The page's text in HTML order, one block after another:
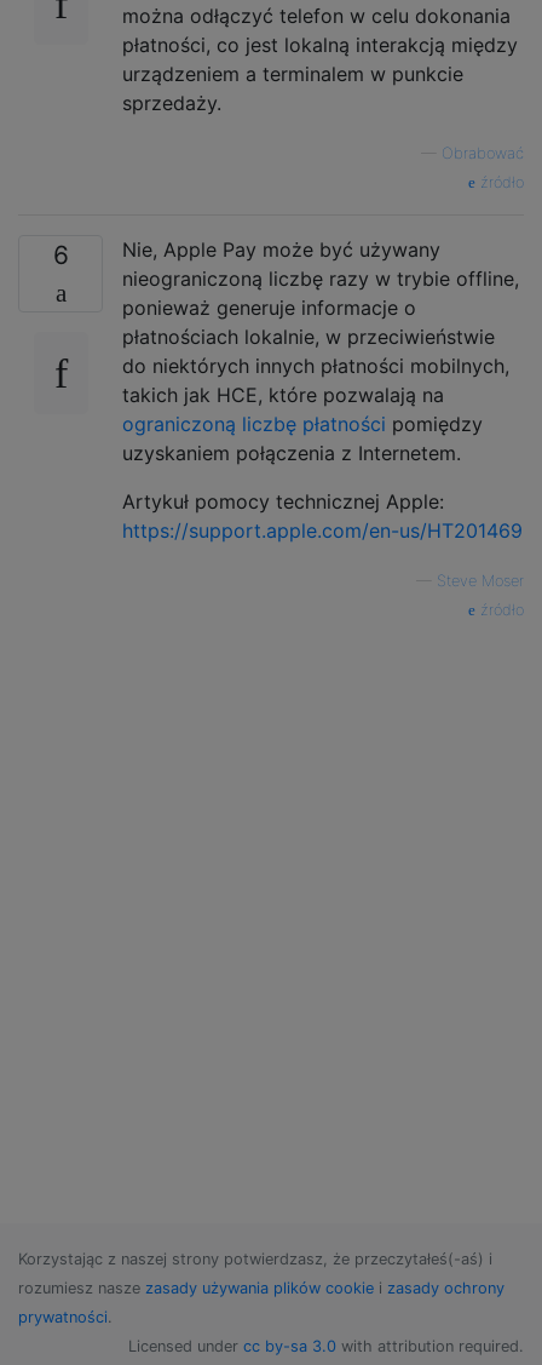
można odłączyć telefon w celu dokonania
płatności, co jest lokalną interakcją między
urządzeniem a terminalem w punkcie
sprzedaży.
Obrabować
źródło
6
Nie, Apple Pay może być używany
nieograniczoną liczbę razy w trybie offline,
ponieważ generuje informacje o
płatnościach lokalnie, w przeciwieństwie
do niektórych innych płatności mobilnych,
takich jak HCE, które pozwalają na
ograniczoną liczbę płatności pomiędzy
uzyskaniem połączenia z Internetem.
Artykuł pomocy technicznej Apple:
https://support.apple.com/en-us/HT201469
Steve Moser
źródło
Korzystając z naszej strony potwierdzasz, że przeczytałeś(-aś) i
rozumiesz nasze zasady używania plików cookie i zasady ochrony
prywatności.
Licensed under cc by-sa 3.0 with attribution required.